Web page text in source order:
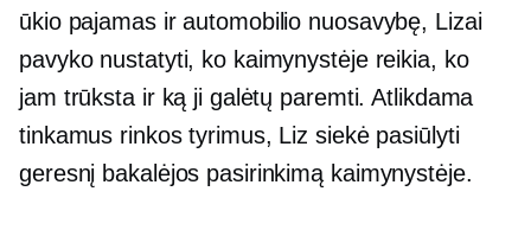
ūkio pajamas ir automobilio nuosavybę, Lizai
pavyko nustatyti, ko kaimynystėje reikia, ko
jam trūksta ir ką ji galėtų paremti. Atlikdama
tinkamus rinkos tyrimus, Liz siekė pasiūlyti
geresnį bakalėjos pasirinkimą kaimynystėje.